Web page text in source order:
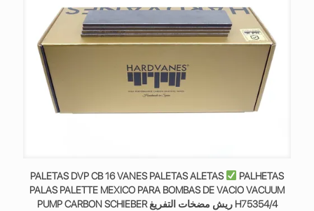
PALETAS DVP CB 16 VANES PALETAS ALETAS
PALHETAS
PALAS PALETTE MEXICO PARA BOMBAS DE VACIO VACUUM
PUMP CARBON SCHIEBER ريش مضخات التفريغ H75354/4